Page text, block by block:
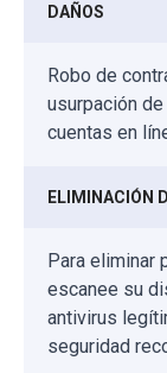
DAÑOS
Robo de
usurpación
cuentas en
ELIMINACIÓN
Para eliminar
escanee su
antivirus
seguridad